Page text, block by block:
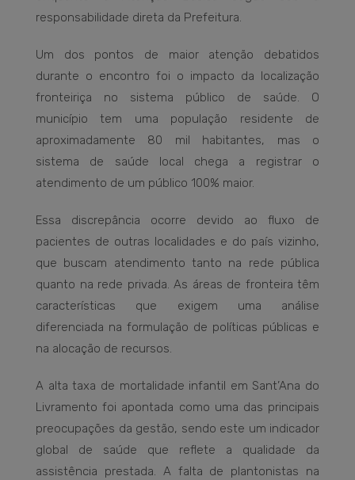
responsabilidade direta da Prefeitura.
Um dos pontos de maior atenção debatidos
durante o encontro foi o impacto da localização
fronteiriça no sistema público de saúde. O
município tem uma população residente de
aproximadamente 80 mil habitantes, mas o
sistema de saúde local chega a registrar o
atendimento de um público 100% maior.
Essa discrepância ocorre devido ao fluxo de
pacientes de outras localidades e do país vizinho,
que buscam atendimento tanto na rede pública
quanto na rede privada. As áreas de fronteira têm
características que exigem uma análise
diferenciada na formulação de políticas públicas e
na alocação de recursos.
A alta taxa de mortalidade infantil em Sant’Ana do
Livramento foi apontada como uma das principais
preocupações da gestão, sendo este um indicador
global de saúde que reflete a qualidade da
assistência prestada. A falta de plantonistas na